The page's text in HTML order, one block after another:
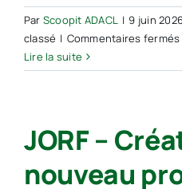
Par Scoopit ADACL | 9 juin
classé | Commentaires fermés
le
Lire la suite
JORF –
nouveau